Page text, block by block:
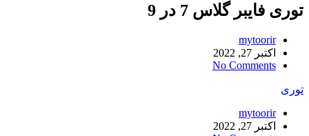
توری فایبر گلاس 7 در 9
mytoorir
اکتبر 27, 2022
No Comments
توری
mytoorir
اکتبر 27, 2022